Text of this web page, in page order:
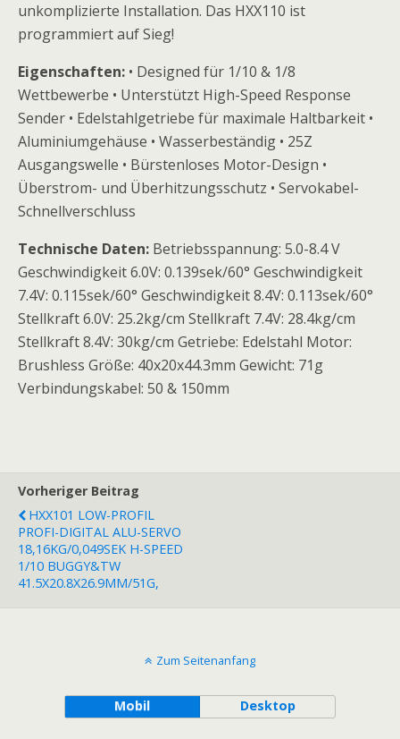
unkomplizierte Installation. Das HXX110 ist
programmiert auf Sieg!
Eigenschaften: • Designed für 1/10 & 1/8
Wettbewerbe • Unterstützt High-Speed Response
Sender • Edelstahlgetriebe für maximale Haltbarkeit •
Aluminiumgehäuse • Wasserbeständig • 25Z
Ausgangswelle • Bürstenloses Motor-Design •
Überstrom- und Überhitzungsschutz • Servokabel-
Schnellverschluss
Technische Daten: Betriebsspannung: 5.0-8.4 V
Geschwindigkeit 6.0V: 0.139sek/60° Geschwindigkeit
7.4V: 0.115sek/60° Geschwindigkeit 8.4V: 0.113sek/60°
Stellkraft 6.0V: 25.2kg/cm Stellkraft 7.4V: 28.4kg/cm
Stellkraft 8.4V: 30kg/cm Getriebe: Edelstahl Motor:
Brushless Größe: 40x20x44.3mm Gewicht: 71g
Verbindungskabel: 50 & 150mm
Vorheriger Beitrag
HXX101 LOW-PROFIL
PROFI-DIGITAL ALU-SERVO
18,16KG/0,049SEK H-SPEED
1/10 BUGGY&TW
41.5X20.8X26.9MM/51G,
Zum Seitenanfang
Mobil Desktop